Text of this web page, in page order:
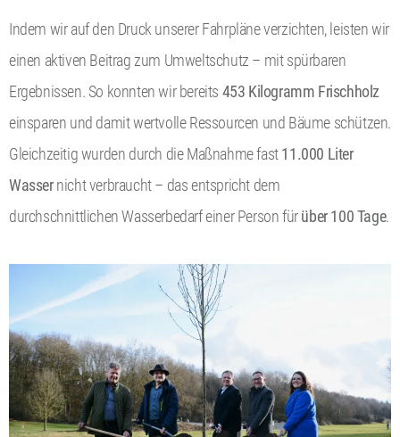
Indem wir auf den Druck unserer Fahrpläne verzichten, leisten wir
einen aktiven Beitrag zum Umweltschutz – mit spürbaren
Ergebnissen. So konnten wir bereits 453 Kilogramm Frischholz
einsparen und damit wertvolle Ressourcen und Bäume schützen.
Gleichzeitig wurden durch die Maßnahme fast11.000 Liter
Wassernicht verbraucht – das entspricht dem
durchschnittlichen Wasserbedarf einer Person fürüber 100 Tage.